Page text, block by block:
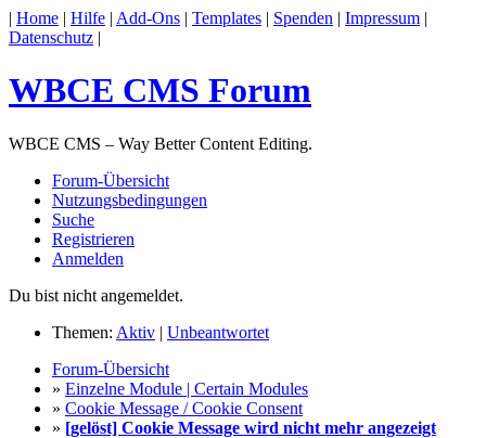
| Home | Hilfe | Add-Ons | Templates | Spenden | Impressum |
Datenschutz |
WBCE CMS Forum
WBCE CMS – Way Better Content Editing.
Forum-Übersicht
Nutzungsbedingungen
Suche
Registrieren
Anmelden
Du bist nicht angemeldet.
Themen: Aktiv | Unbeantwortet
Forum-Übersicht
» Einzelne Module | Certain Modules
» Cookie Message / Cookie Consent
» [gelöst] Cookie Message wird nicht mehr angezeigt